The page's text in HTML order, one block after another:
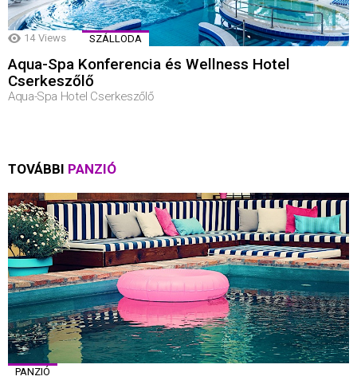
14 Views SZÁLLODA
Aqua-Spa Konferencia és Wellness Hotel
Cserkeszőlő
Aqua-Spa Hotel Cserkeszőlő
TOVÁBBI PANZIÓ
PANZIÓ